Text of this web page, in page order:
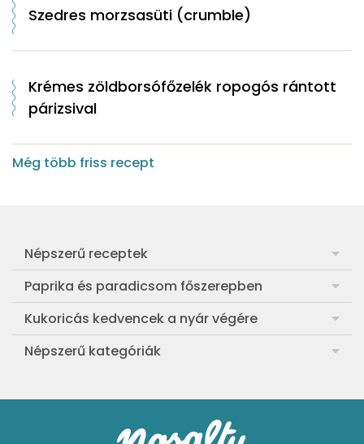
Szedres morzsasüti (crumble)
Krémes zöldborsófőzelék ropogós rántott
párizsival
Még több friss recept
Népszerű receptek
Frankfurti leves
Egyszerű muffin
Aranygaluska
Egyszerű krumplifőzelék
Klasszikus madártej
Paprika és paradicsom főszerepben
Pan con Tomate
Paradicsom és paprika eltevése télre
Paradicsomos húsgombóc
Paradicsomos flat tart leveles tésztából
Kukoricás kedvencek a nyár végére
Legfinomabb főtt kukorica
Szójás-vajas grillkukoricák
Népszerű kategóriák